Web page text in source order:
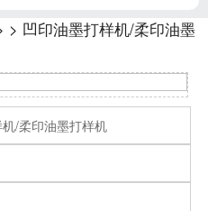
> 凹印油墨打样机/柔印油墨
/柔印油墨打样机